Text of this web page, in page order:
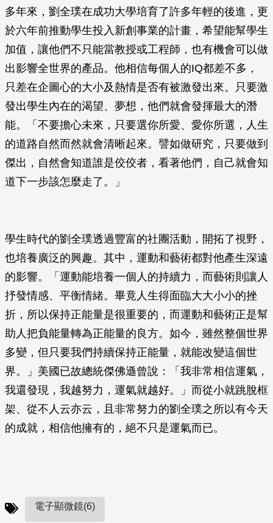
多年來，劉全璞在成功大學培育了許多年輕的後進，更
於六年前推動學生投入新創事業的計畫，希望能幫學生
加值，讓他們不只能當教授或工程師，也有機會可以做
出影響全世界的產品。他相信每個人的IQ都差不多，
只差在企圖心的大小及熱情是否有被激發出來。只要激
發出學生內在的渴望、夢想，他們就會發揮最大的潛
能。「不要擔心未來，只要選你所愛、愛你所選，人生
的道路自然而然就會清晰起來。譬如做研究，只要做到
傑出，自然會知道誰是佼佼者，看著他們，自己就會知
道下一步該怎麼走了。」
學生時代的劉全璞透過豐富的社團活動，開拓了視野，
也培養廣泛的興趣。其中，運動和藝術都對他產生深遠
的影響。「運動能培養一個人的持續力，而藝術則讓人
抒發情感、平衡情緒。畢竟人生得面臨大大小小的挫
折，所以保持正能量是很重要的，而運動和藝術正是幫
助人把負能量轉為正能量的良方。如今，雖然整個世界
多變，但只要我們持續保持正能量，就能改變這個世
界。」美國已故總統傑佛遜曾說：「我非常相信運氣，
我還發現，我越努力，運氣就越好。」而從小就跳脫框
架、從不人云亦云，且非常努力的劉全璞之所以有今天
的成就，相信他擁有的，絕不只是運氣而已。
電子顯微鏡(6)